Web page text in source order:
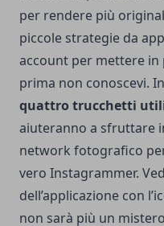
per rendere più
piccole strategie da
account per mettere
prima non conoscevi.
quattro trucchetti
aiuteranno a sfruttare
network fotografico
vero Instagrammer.
dell’applicazione con
non sarà più un